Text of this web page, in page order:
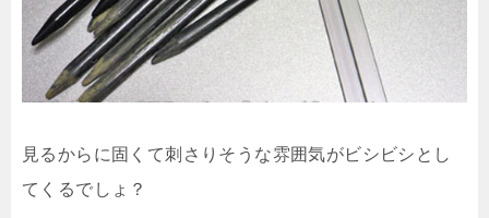
見るからに固くて刺さりそうな雰囲気がビシビシとし
てくるでしょ？